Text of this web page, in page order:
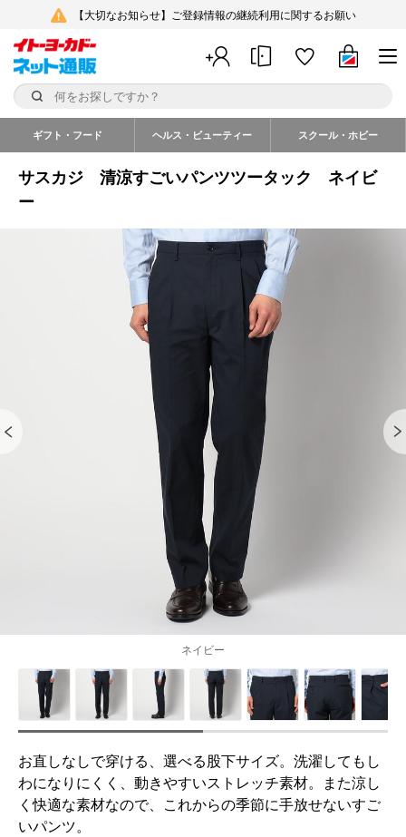
【大切なお知らせ】ご登録情報の継続利用に関するお願い
ギフト・フード ヘルス・ビューティー スクール・ホビー
サスカジ 清涼すごいパンツツータック ネイビ
ー
ネイビー
お直しなしで穿ける、選べる股下サイズ。洗濯してもし
わになりにくく、動きやすいストレッチ素材。また涼し
く快適な素材なので、これからの季節に手放せないすご
いパンツ。